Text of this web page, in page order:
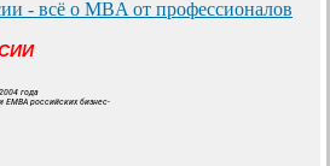
года
российских бизнес-